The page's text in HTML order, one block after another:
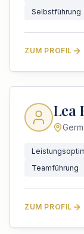
Selbstführung
ZUM PROFIL
Lea
Teamführung
ZUM PROFIL